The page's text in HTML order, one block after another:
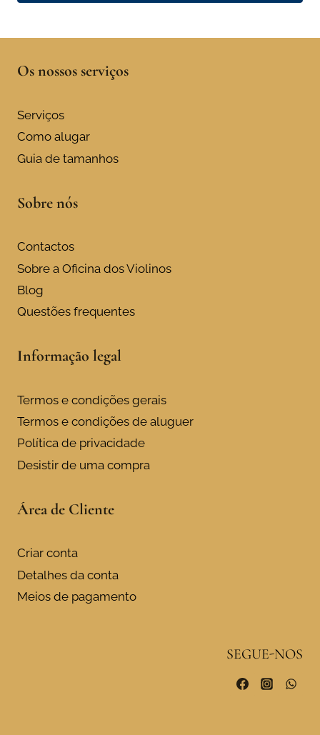
Os nossos serviços
Serviços
Como alugar
Guia de tamanhos
Sobre nós
Contactos
Sobre a Oficina dos Violinos
Blog
Questões frequentes
Informação legal
Termos e condições gerais
Termos e condições de aluguer
Política de privacidade
Desistir de uma compra
Área de Cliente
Criar conta
Detalhes da conta
Meios de pagamento
SEGUE-NOS